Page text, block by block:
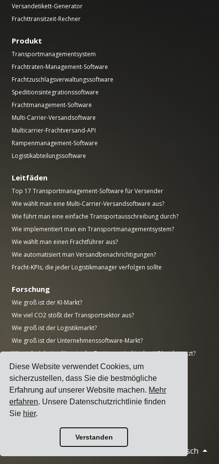
Diese Website verwendet Cookies, um
sicherzustellen, dass Sie die bestmögliche
Erfahrung auf unserer Website machen. Mehr
erfahren. Unsere Datenschutzrichtlinie finden
Sie hier.
Verstanden
Versandetikett-Generator
Frachttransitzeit-Rechner
Produkt
Transportmanagementsystem
Frachtraten-Management-Software
Frachtzuschlagsverwaltungssoftware
Speditionsintegrationssoftware
Frachtmanagement-Software
Multi-Carrier-Versandsoftware
Multicarrier-Frachtversand-API
Rampenmanagement-Software
Logistikabteilungssoftware
Leitfäden
Top 17 Transportmanagement-Software für Versender
Wie wählt man eine Multi-Carrier-Versandsoftware aus?
Wie führt man eine einfache Transportausschreibung durch?
Wie implementiert man ein Transportmanagementsystem?
Wie wählt man einen Frachtführer aus?
Wie automatisiert man Versandbenachrichtigungen?
Fracht-KPIs, die jeder Logistikmanager verfolgen sollte
Forschung
Wie groß ist der KI-Markt?
Wie viel CO2 stößt der Transportsektor aus?
Wie groß ist der Logistikmarkt?
Wie groß ist der Unternehmenssoftware-Markt?
Wie viele Arbeitsplätze in der Fertigung sind in den USA unbesetzt?
Wie groß ist der ERP-Markt?
Wie groß ist die Fertigungsindustrie?
Top 50 Fertigungsunternehmen der Welt nach Umsatz
AWS vs Azure vs Google: Cloud-Marktanteile (2025)
Anzahl der Rechenzentren nach Ländern (November 2025)
Deutsch